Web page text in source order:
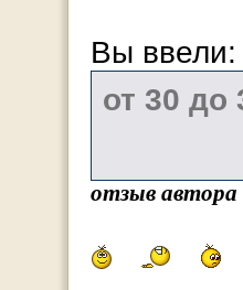
Вы
отзыв